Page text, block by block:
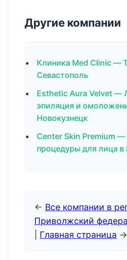
Другие компании
Клиника Med Clinic —
Севастополь
Esthetic Aura Velvet —
эпиляция и
Новокузнецк
Center Skin Premium
процедуры для лица в
← Все компании в
Приволжский
Главная страница →